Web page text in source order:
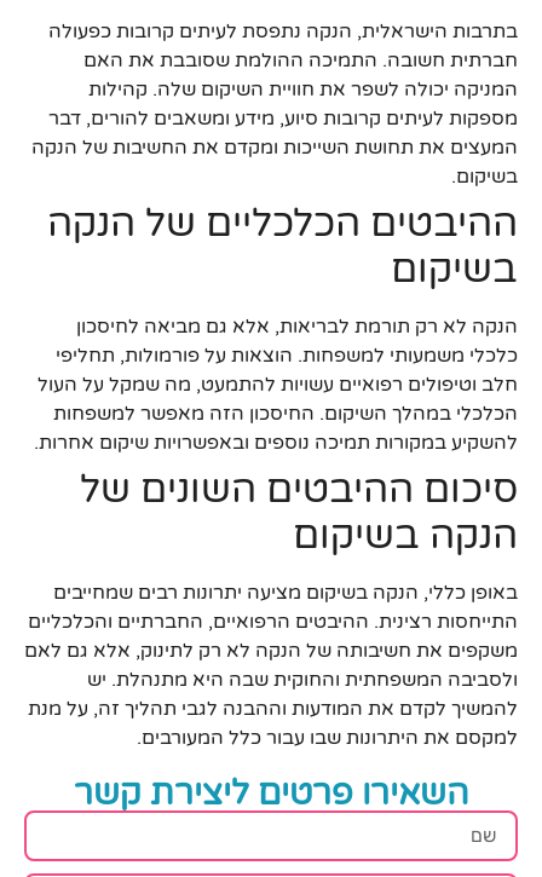
בתרבות הישראלית, הנקה נתפסת לעיתים קרובות כפעולה
חברתית חשובה. התמיכה ההולמת שסובבת את האם
המניקה יכולה לשפר את חוויית השיקום שלה. קהילות
מספקות לעיתים קרובות סיוע, מידע ומשאבים להורים, דבר
המעצים את תחושת השייכות ומקדם את החשיבות של הנקה
בשיקום.
ההיבטים הכלכליים של הנקה
בשיקום
הנקה לא רק תורמת לבריאות, אלא גם מביאה לחיסכון
כלכלי משמעותי למשפחות. הוצאות על פורמולות, תחליפי
חלב וטיפולים רפואיים עשויות להתמעט, מה שמקל על העול
הכלכלי במהלך השיקום. החיסכון הזה מאפשר למשפחות
להשקיע במקורות תמיכה נוספים ובאפשרויות שיקום אחרות.
סיכום ההיבטים השונים של
הנקה בשיקום
באופן כללי, הנקה בשיקום מציעה יתרונות רבים שמחייבים
התייחסות רצינית. ההיבטים הרפואיים, החברתיים והכלכליים
משקפים את חשיבותה של הנקה לא רק לתינוק, אלא גם לאם
ולסביבה המשפחתית והחוקית שבה היא מתנהלת. יש
להמשיך לקדם את המודעות וההבנה לגבי תהליך זה, על מנת
למקסם את היתרונות שבו עבור כלל המעורבים.
השאירו פרטים ליצירת קשר